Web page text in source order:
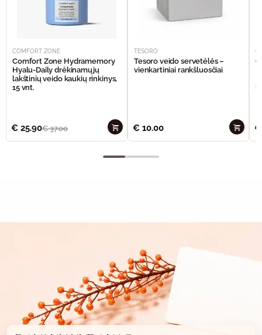
COMFORT ZONE
Comfort Zone Hydramemory
Hyalu-Daily drėkinamųjų
lakštinių veido kaukių rinkinys,
15 vnt.
€ 25.90€37.00
TESORO
Tesoro veido servetėlės –
vienkartiniai rankšluosčiai
€ 10.00 €